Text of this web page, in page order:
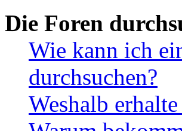
Die Foren
Wie kann ich
durchsuchen?
Weshalb